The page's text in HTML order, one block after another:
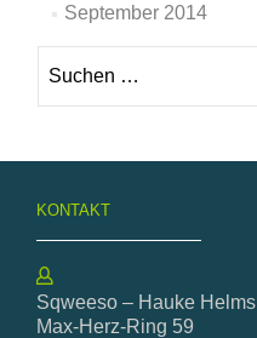
September 2014
nach:
KONTAKT
Sqweeso – Hauke Helms
Max-Herz-Ring 59